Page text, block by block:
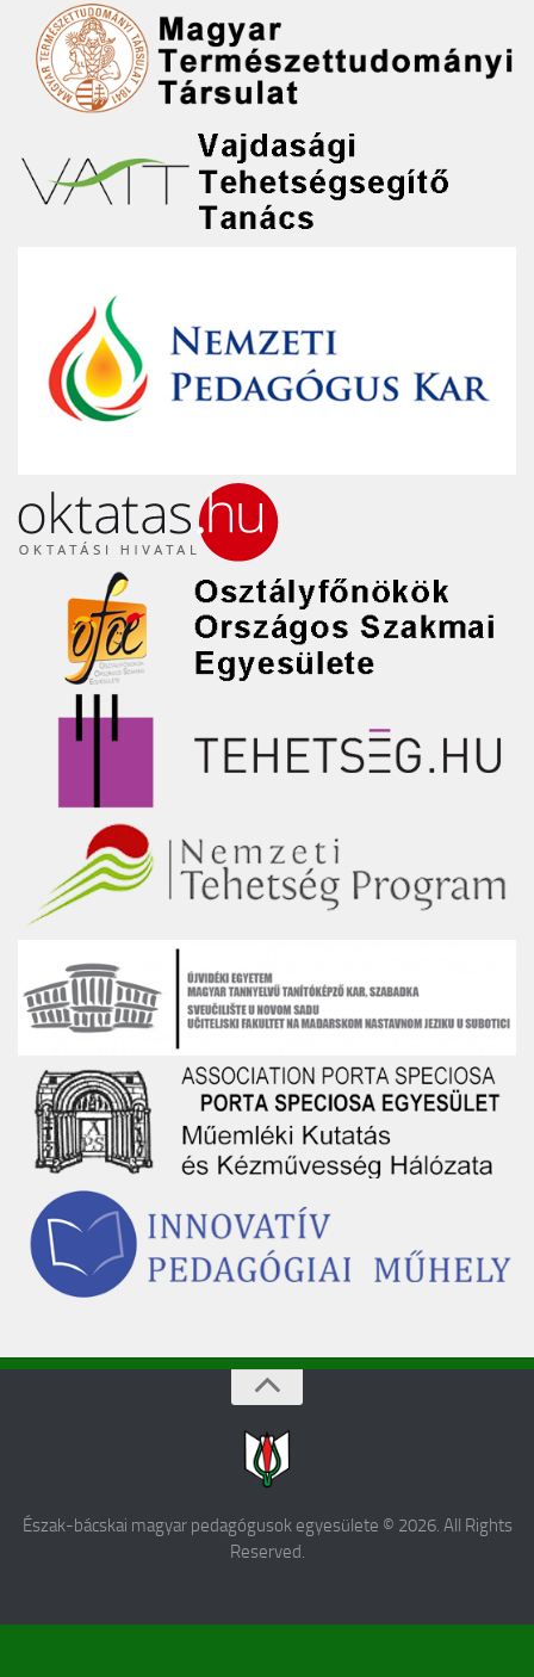
Észak-bácskai magyar pedagógusok egyesülete © 2026. All Rights
Reserved.